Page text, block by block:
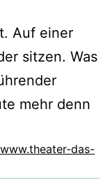
Auf einer
sitzen. Was
mehr denn
das-